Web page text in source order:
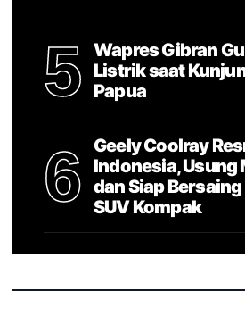
5
Wapres Gibran
Listrik saat
Papua
6
Geely Coolray
Indonesia, Usung
dan Siap
SUV Kompak